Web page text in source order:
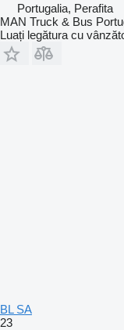
Portugalia, Perafita
MAN Truck & Bus
Luați legătura cu
BL SA
23